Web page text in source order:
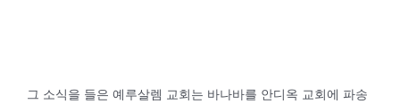
그 소식을 들은 예루살렘 교회는 바나바를 안디옥 교회에 파송